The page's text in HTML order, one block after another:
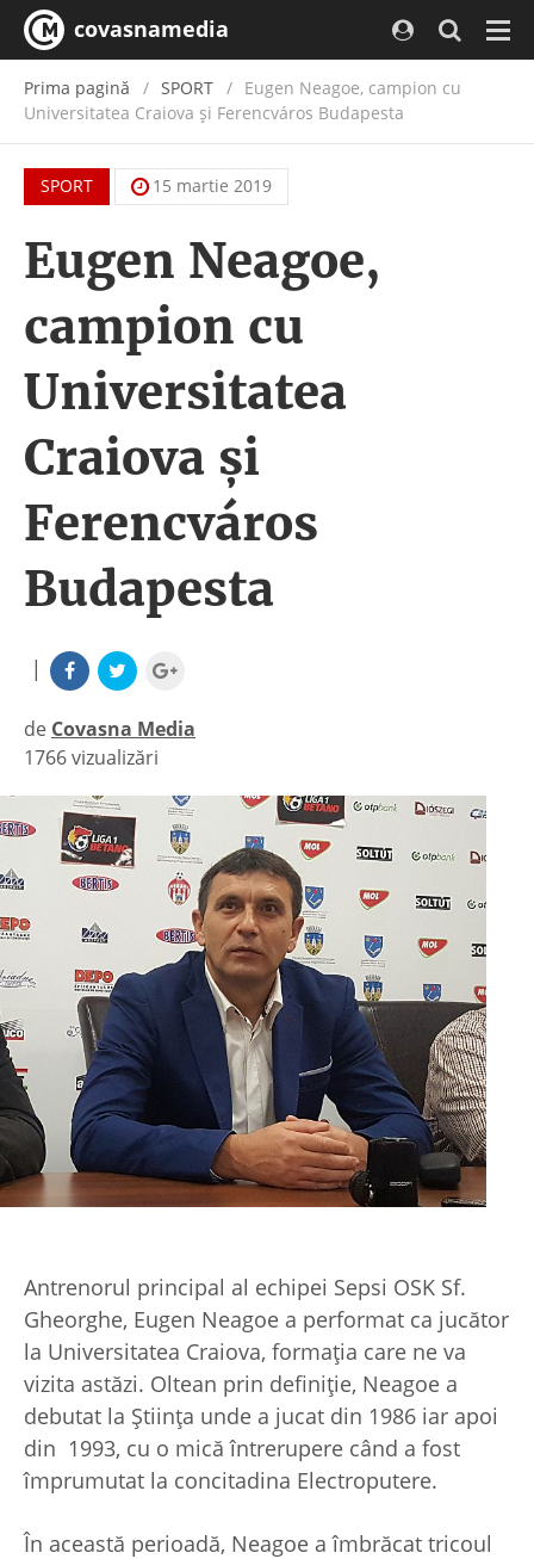
covasnamedia
Prima pagină SPORT
Eugen Neagoe, campion cu
Universitatea Craiova și Ferencváros Budapesta
SPORT 15 martie 2019
Eugen Neagoe,
campion cu
Universitatea
Craiova și
Ferencváros
Budapesta
|
de Covasna Media
|
1766 vizualizări
Antrenorul principal al echipei Sepsi OSK Sf.
Gheorghe, Eugen Neagoe a performat ca jucător
la Universitatea Craiova, formația care ne va
vizita astăzi. Oltean prin definiție, Neagoe a
debutat la Știința unde a jucat din 1986 iar apoi
din 1993, cu o mică întrerupere când a fost
împrumutat la concitadina Electroputere.
În această perioadă, Neagoe a îmbrăcat tricoul